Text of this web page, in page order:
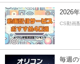
2026
CS動画
毎週